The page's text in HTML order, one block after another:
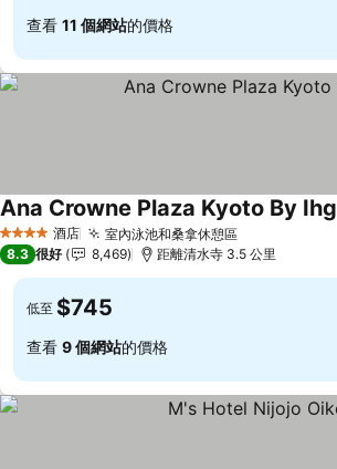
查看 11 個網站的價格
4 星級 酒店 室內泳池和桑拿休憩區查看價格
Ana Crowne Plaza Kyoto By Ihg
8.3 很好 8,469 距離清水寺 3.5 公里
低至 $745
查看 9 個網站的價格